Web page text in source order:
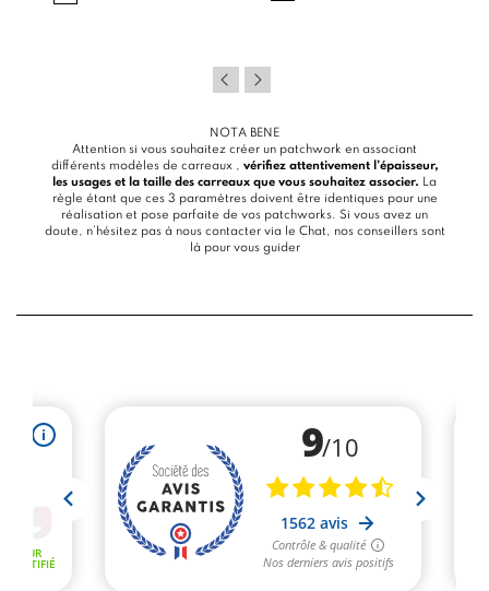
NOTA BENE
Attention si vous souhaitez créer un patchwork en associant
différents modèles de carreaux , vérifiez attentivement l’épaisseur,
les usages et la taille des carreaux que vous souhaitez associer. La
règle étant que ces 3 paramètres doivent être identiques pour une
réalisation et pose parfaite de vos patchworks. Si vous avez un
doute, n’hésitez pas à nous contacter via le Chat, nos conseillers sont
là pour vous guider